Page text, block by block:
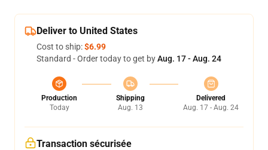
Deliver to United States
Cost to ship:$6.99
Standard - Order today to get byAug. 17 - Aug. 24
Production
Today
Shipping
Aug. 13
Delivered
Aug. 17 - Aug. 24
Transaction sécurisée